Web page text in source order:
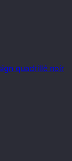
quadrillé noir